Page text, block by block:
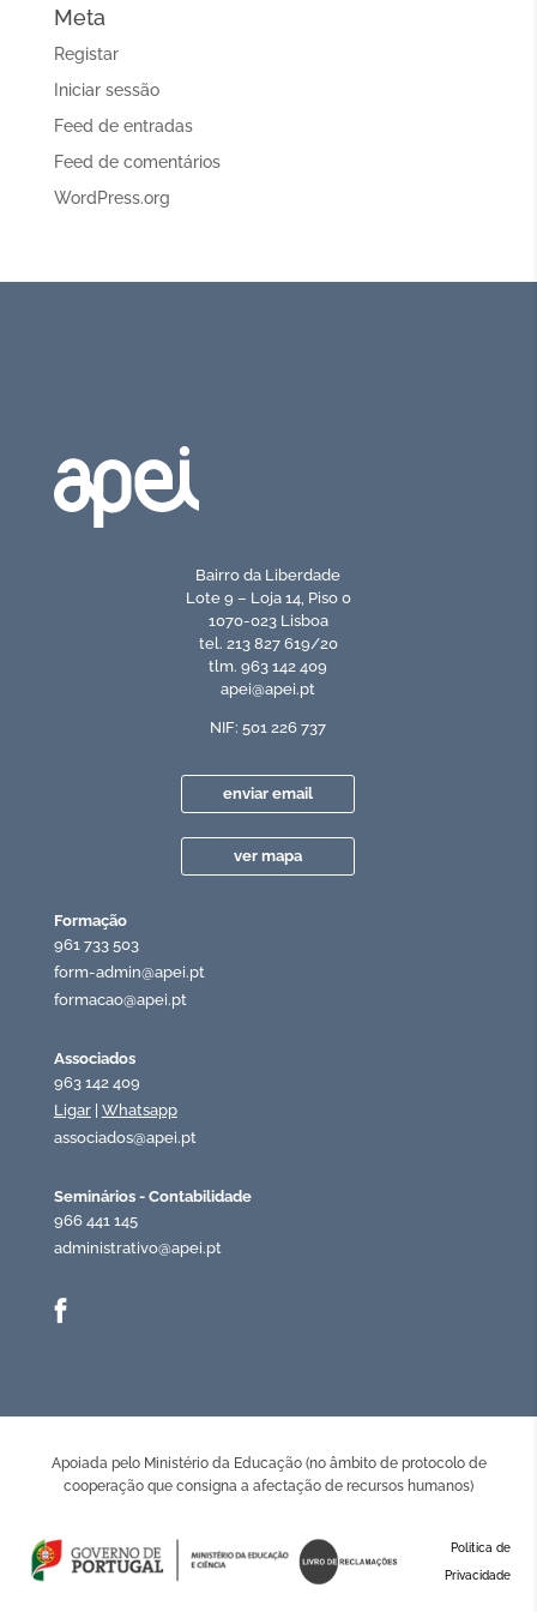
Meta
Registar
Iniciar sessão
Feed de entradas
Feed de comentários
WordPress.org
Bairro da Liberdade
Lote 9 – Loja 14, Piso 0
1070-023 Lisboa
tel. 213 827 619/20
tlm. 963 142 409
apei@apei.pt
NIF: 501 226 737
enviar email
ver mapa
Formação
961 733 503
form-admin@apei.pt
formacao@apei.pt
Associados
963 142 409
Ligar| Whatsapp
associados@apei.pt
Seminários - Contabilidade
966 441 145
administrativo@apei.pt
Apoiada pelo Ministério da Educação (no âmbito de protocolo de
cooperação que consigna a afectação de recursos humanos)
Politica de
Privacidade